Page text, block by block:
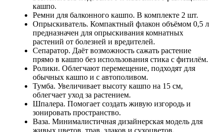
кашпо.
Ремни для балконного кашпо. В комплекте 2 шт.
Опрыскиватель. Компактный флакон объёмом 0,5 л
предназначен для опрыскивания комнатных
растений от болезней и вредителей.
Сепаратор. Даёт возможность сажать растение
прямо в кашпо без использования стика с фитилём.
Ролики. Облегчают перемещение, подходят для
обычных кашпо и с автополивом.
Тумба. Увеличивает высоту кашпо на 15 см,
облегчает уход за растением.
Шпалера. Помогает создать живую изгородь и
зонировать пространство.
Ваза. Минималистичная дизайнерская модель для
живых цветов, трав, злаков и сухоцветов.